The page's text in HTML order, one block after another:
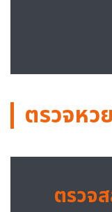
ตรวจหวย
ตรวจ